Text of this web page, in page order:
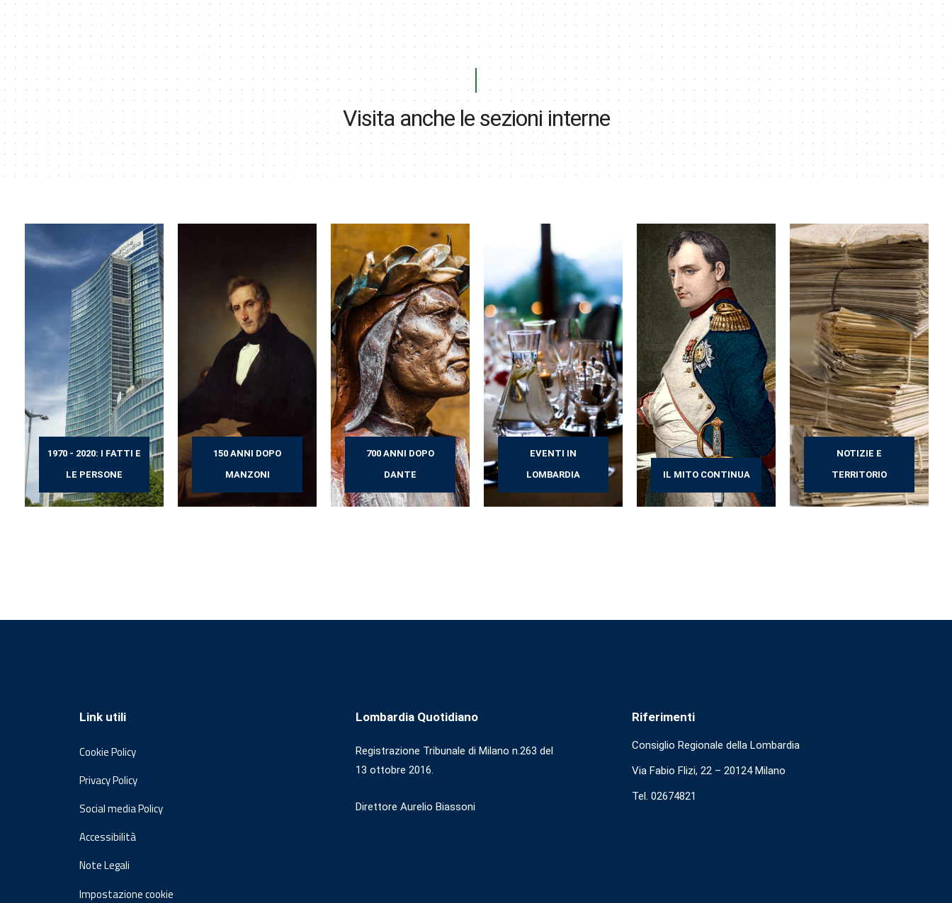
Visita anche le sezioni interne
1970 - 2020: I FATTI E
LE PERSONE
150 ANNI DOPO
MANZONI
700 ANNI DOPO
DANTE
EVENTI IN
LOMBARDIA
IL MITO CONTINUA
NOTIZIE E
TERRITORIO
Link utili
Cookie Policy
Privacy Policy
Social media Policy
Accessibilità
Note Legali
Impostazione cookie
Lombardia Quotidiano
Registrazione Tribunale di Milano n.263 del
13 ottobre 2016.
Direttore Aurelio Biassoni
Riferimenti
Consiglio Regionale della Lombardia
Via Fabio Flizi, 22 – 20124 Milano
Tel. 02674821